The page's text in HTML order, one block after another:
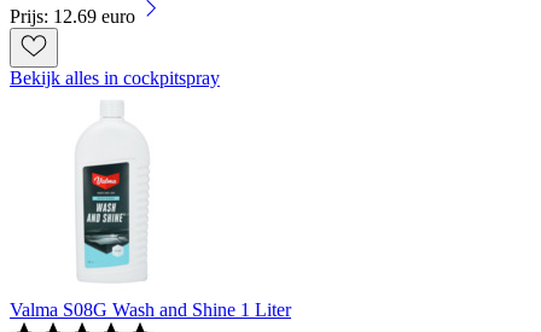
Prijs: 12.69 euro
Bekijk alles in cockpitspray
Valma S08G Wash and Shine 1 Liter